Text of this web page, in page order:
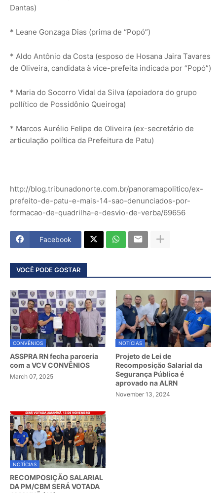
Dantas)
* Leane Gonzaga Dias (prima de “Popó”)
* Aldo Antônio da Costa (esposo de Hosana Jaira Tavares
de Oliveira, candidata à vice-prefeita indicada por “Popó”)
* Maria do Socorro Vidal da Silva (apoiadora do grupo
pollítico de Possidônio Queiroga)
* Marcos Aurélio Felipe de Oliveira (ex-secretário de
articulação política da Prefeitura de Patu)
http://blog.tribunadonorte.com.br/panoramapolitico/ex-
prefeito-de-patu-e-mais-14-sao-denunciados-por-
formacao-de-quadrilha-e-desvio-de-verba/69656
Facebook
VOCÊ PODE GOSTAR
CONVÊNIOS
ASSPRA RN fecha parceria
com a VCV CONVÊNIOS
March 07, 2025
NOTÍCIAS
Projeto de Lei de
Recomposição Salarial da
Segurança Pública é
aprovado na ALRN
November 13, 2024
NOTÍCIAS
RECOMPOSIÇÃO SALARIAL
DA PM/CBM SERÁ VOTADA